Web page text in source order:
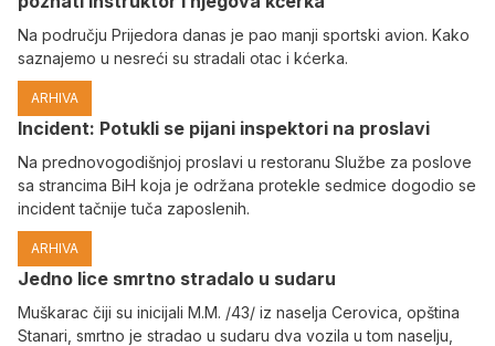
Na području Prijedora danas je pao manji sportski avion. Kako
saznajemo u nesreći su stradali otac i kćerka.
ARHIVA
Incident: Potukli se pijani inspektori na proslavi
Na prednovogodišnjoj proslavi u restoranu Službe za poslove
sa strancima BiH koja je održana protekle sedmice dogodio se
incident tačnije tuča zaposlenih.
ARHIVA
Јedno lice smrtno stradalo u sudaru
Muškarac čiji su inicijali M.M. /43/ iz naselja Cerovica, opština
Stanari, smrtno je stradao u sudaru dva vozila u tom naselju,